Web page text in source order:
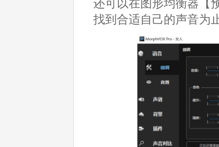
还可以在图形均衡器【
找到合适自己的声音为